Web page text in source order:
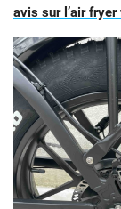
avis sur l’air